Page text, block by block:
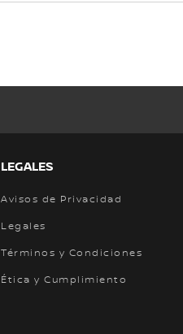
LEGALES
Avisos de Privacidad
Legales
Términos y Condiciones
Ética y Cumplimiento